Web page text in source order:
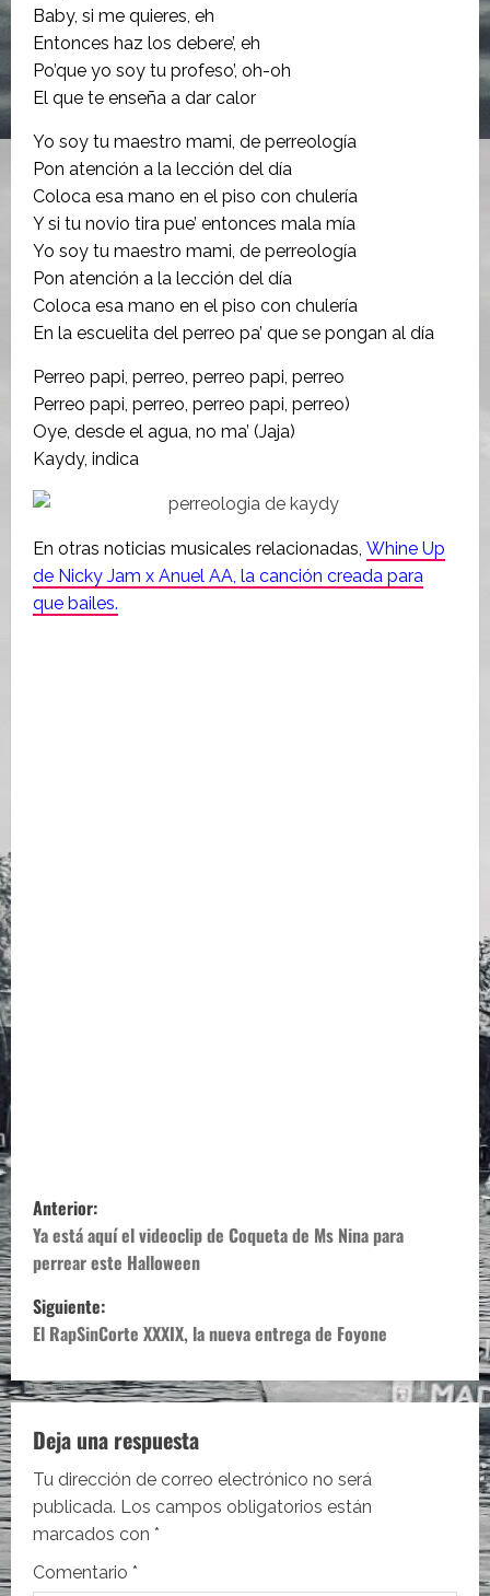
Baby, si me quieres, eh
Entonces haz los debere’, eh
Po’que yo soy tu profeso’, oh-oh
El que te enseña a dar calor
Yo soy tu maestro mami, de perreología
Pon atención a la lección del día
Coloca esa mano en el piso con chulería
Y si tu novio tira pue’ entonces mala mía
Yo soy tu maestro mami, de perreología
Pon atención a la lección del día
Coloca esa mano en el piso con chulería
En la escuelita del perreo pa’ que se pongan al día
Perreo papi, perreo, perreo papi, perreo
Perreo papi, perreo, perreo papi, perreo)
Oye, desde el agua, no ma’ (Jaja)
Kaydy, indica
En otras noticias musicales relacionadas, Whine Up
de Nicky Jam x Anuel AA, la canción creada para
que bailes.
N
a
v
e
g
a
c
i
ó
Anterior:
Ya está aquí el videoclip de Coqueta de Ms Nina para
perrear este Halloween
Siguiente:
El RapSinCorte XXXIX, la nueva entrega de Foyone
Deja una respuesta
Tu dirección de correo electrónico no será
publicada. Los campos obligatorios están
marcados con *
Comentario *